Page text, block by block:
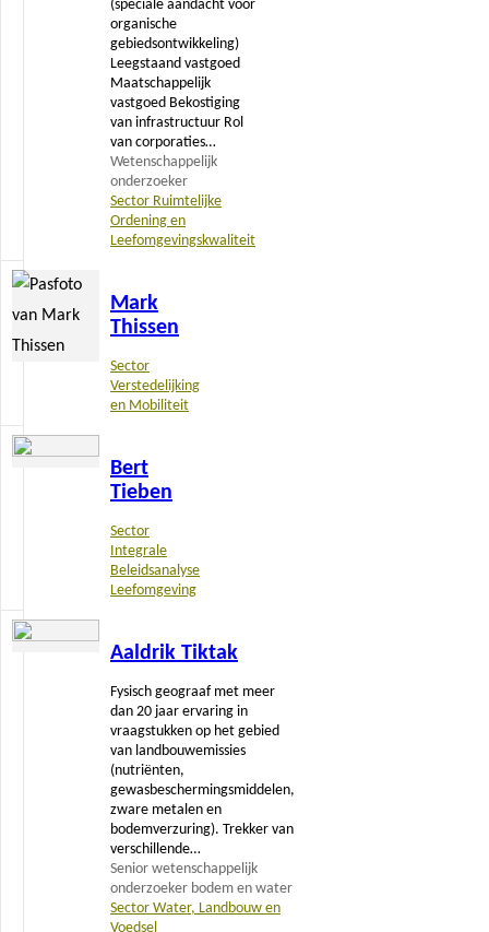
(speciale aandacht voor
organische
gebiedsontwikkeling)
Leegstaand vastgoed
Maatschappelijk
vastgoed Bekostiging
van infrastructuur Rol
van corporaties…
Wetenschappelijk
onderzoeker
Sector Ruimtelijke
Ordening en
Leefomgevingskwaliteit
Mark
Thissen
Sector
Verstedelijking
en Mobiliteit
Lees
meer
Bert
Tieben
Sector
Integrale
Beleidsanalyse
Leefomgeving
Lees
Aaldrik Tiktak
Fysisch geograaf met meer
dan 20 jaar ervaring in
vraagstukken op het gebied
van landbouwemissies
(nutriënten,
gewasbeschermingsmiddelen,
zware metalen en
bodemverzuring). Trekker van
verschillende…
Senior wetenschappelijk
onderzoeker bodem en water
Sector Water, Landbouw en
Voedsel
Lees